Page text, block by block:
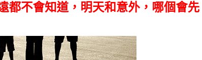
都不會知道，明天和意外，哪個會先